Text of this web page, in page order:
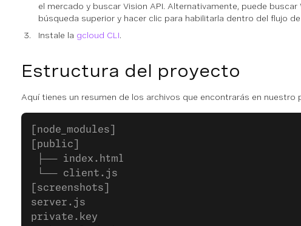
el mercado y buscar Vision API. Alternativamente, puede buscar
búsqueda superior y hacer clic para habilitarla dentro del flujo
Instale la gcloud CLI.
Estructura del proyecto
Aquí tienes un resumen de los archivos que encontrarás en nuestro
[node_modules]
[public]
├── index.html
└── client.js
[screenshots]
server.js
private.key